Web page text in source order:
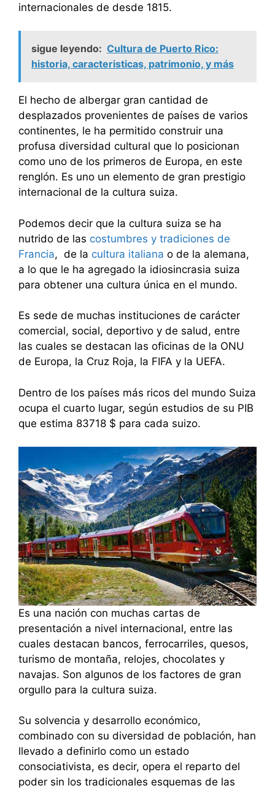
internacionales de desde 1815.
sigue leyendo: Cultura de Puerto Rico:
historia, caracteristicas, patrimonio, y más
El hecho de albergar gran cantidad de
desplazados provenientes de países de varios
continentes, le ha permitido construir una
profusa diversidad cultural que lo posicionan
como uno de los primeros de Europa, en este
renglón. Es uno un elemento de gran prestigio
internacional de la cultura suiza.
Podemos decir que la cultura suiza se ha
nutrido de las costumbres y tradiciones de
Francia, de la cultura italiana o de la alemana,
a lo que le ha agregado la idiosincrasia suiza
para obtener una cultura única en el mundo.
Es sede de muchas instituciones de carácter
comercial, social, deportivo y de salud, entre
las cuales se destacan las oficinas de la ONU
de Europa, la Cruz Roja, la FIFA y la UEFA.
Dentro de los países más ricos del mundo Suiza
ocupa el cuarto lugar, según estudios de su PIB
que estima 83718 $ para cada suizo.
Es una nación con muchas cartas de
presentación a nivel internacional, entre las
cuales destacan bancos, ferrocarriles, quesos,
turismo de montaña, relojes, chocolates y
navajas. Son algunos de los factores de gran
orgullo para la cultura suiza.
Su solvencia y desarrollo económico,
combinado con su diversidad de población, han
llevado a definirlo como un estado
consociativista, es decir, opera el reparto del
poder sin los tradicionales esquemas de las